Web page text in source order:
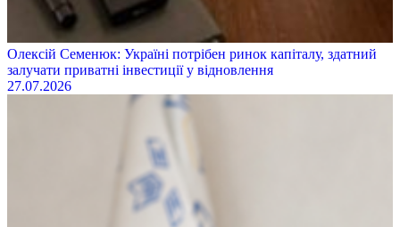
Олексій Семенюк: Україні потрібен ринок капіталу, здатний
залучати приватні інвестиції у відновлення
27.07.2026